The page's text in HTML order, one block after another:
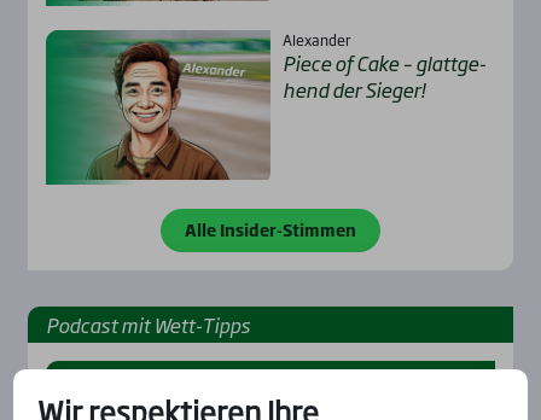
Alexander
Pie­ce of Cake – glatt­ge­
hend der Sie­ger!
Alle Insider-Stimmen
Pod­cast mit Wett-Tipps
Wir respektieren Ihre